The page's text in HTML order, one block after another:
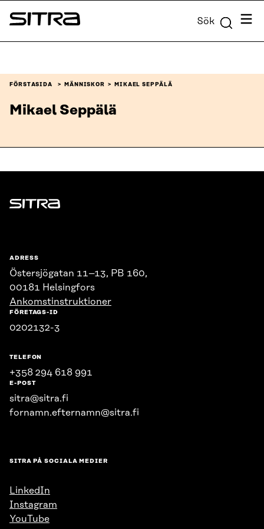
Skip to
content
Sitra Sök Meny
FÖRSTASIDA MÄNNISKOR MIKAEL SEPPÄLÄ
Mikael Seppälä
Sitra
ADRESS
Östersjögatan 11–13, PB 160,
00181 Helsingfors
Ankomstinstruktioner
FÖRETAGS-ID
0202132-3
TELEFON
+358 294 618 991
E-POST
sitra@sitra.fi
fornamn.efternamn@sitra.fi
SITRA PÅ SOCIALA MEDIER
LinkedIn
Instagram
YouTube